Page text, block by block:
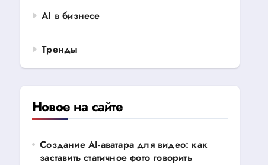
AI в бизнесе
Тренды
Новое на сайте
Создание AI-аватара для видео: как
заставить статичное фото говорить